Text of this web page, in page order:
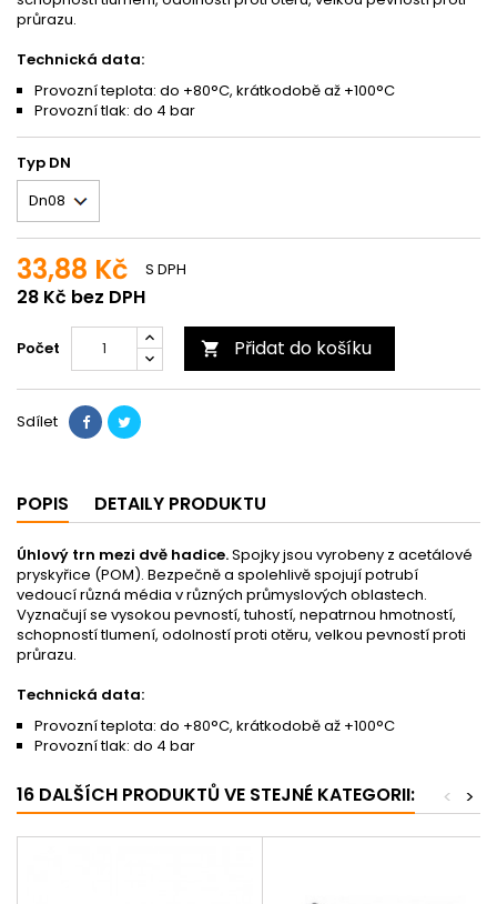
průrazu.
Technická data:
Provozní teplota: do +80°C, krátkodobě až +100°C
Provozní tlak: do 4 bar
Typ DN
33,88 Kč
28 Kč bez DPH
S DPH
Počet  Přidat do košíku
Sdílet
POPIS DETAILY PRODUKTU
Úhlový trn mezi dvě hadice.Spojky jsou vyrobeny z acetálové
pryskyřice (POM). Bezpečně a spolehlivě spojují potrubí
vedoucí různá média v různých průmyslových oblastech.
Vyznačují se vysokou pevností, tuhostí, nepatrnou hmotností,
schopností tlumení, odolností proti otěru, velkou pevností proti
průrazu.
Technická data:
Provozní teplota: do +80°C, krátkodobě až +100°C
Provozní tlak: do 4 bar
16 DALŠÍCH PRODUKTŮ VE STEJNÉ KATEGORII: >
<